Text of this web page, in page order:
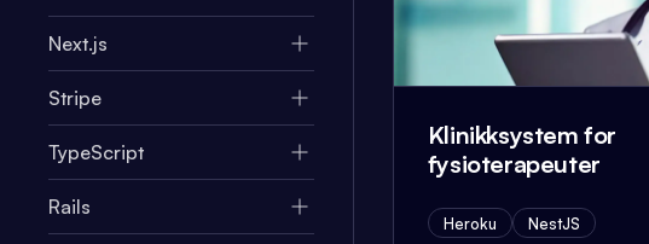
Next.js
Stripe
TypeScript
Rails
Klinikksystem for
fysioterapeuter
Heroku NestJS